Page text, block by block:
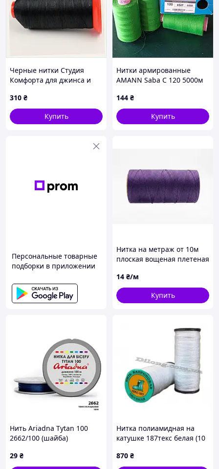
Черные нитки Студия
Комфорта для джинса и
KA784M6666
310 ₴
Купить
Нитки армированные
AMANN Saba C 120 5000м
144 ₴
Купить
Персональные товарные
подборки в приложении
Нитка на метраж от 10м
плоская вощеная плетеная
14 ₴/м
Купить
Нить Ariadna Tytan 100
2662/100 (шайба)
29 ₴
Нитка полиамидная на
катушке 187текс белая (10
00000001153
870 ₴